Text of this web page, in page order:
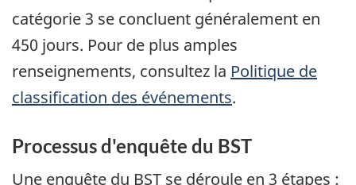
catégorie 3 se concluent généralement en
450 jours. Pour de plus amples
renseignements, consultez la Politique de
classification des événements.
Processus d'enquête du BST
Une enquête du BST se déroule en 3 étapes :